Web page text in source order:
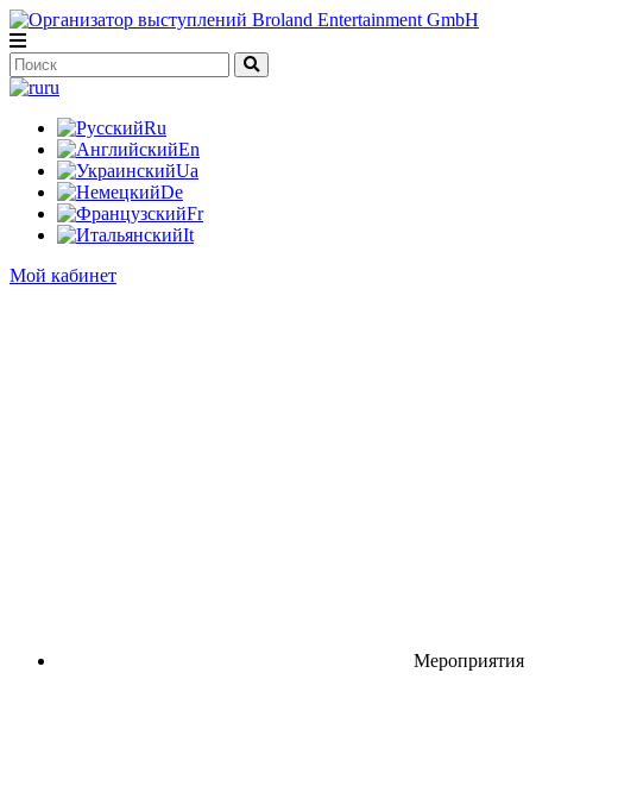
ru
Ru
En
Ua
De
Fr
It
Мой кабинет
Мероприятия